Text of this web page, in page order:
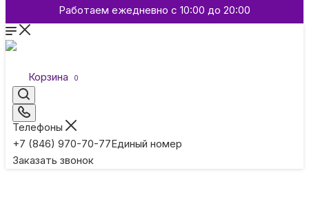
Работаем ежедневно с 10:00 до 20:00
Корзина 0
Телефоны
+7 (846) 970-70-77Единый номер
Заказать звонок
Смартфоны и гаджеты